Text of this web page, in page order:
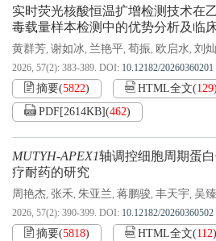
实时荧光核酸恒温扩增检测技术在
毒载量样本检测中的优势分析及临
黄群芳, 谢如冰, 兰艳平, 荀振, 欧启水, 刘灿
2026, 57(2): 383-389. DOI: 10.12182/20260360201
摘要(5822) HTML全文(129)
PDF[2614KB](462)
MUTYH-APEX1轴调控细胞周期蛋
疗耐药的研究
周艳杰, 张禾, 朱亚兰, 蒋鹏骏, 丰天宇, 吴臻
2026, 57(2): 390-399. DOI: 10.12182/20260360502
摘要(5818) HTML全文(112)